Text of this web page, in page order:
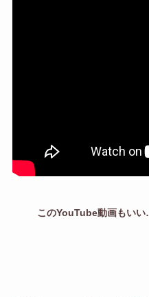
このYouTube動画もい